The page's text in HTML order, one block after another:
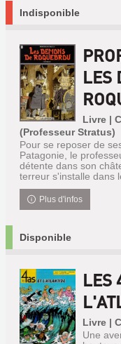
Indisponible
LES
Livre |
(Professeur Stratus)
Pour se reposer de
Patagonie, le
détente dans son
terreur s'installe dans
Plus d'infos
Disponible
LES
Livre |
Une